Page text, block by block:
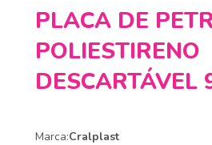
PLACA DE
POLIESTIRENO
DESCARTÁVEL
Marca:Cralplast